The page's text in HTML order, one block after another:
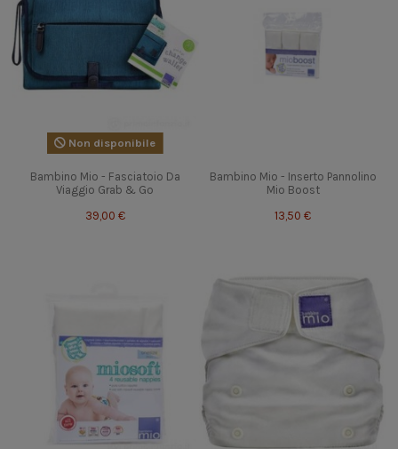
Non disponibile
Bambino Mio - Fasciatoio Da
Viaggio Grab & Go
39,00 €
Bambino Mio - Inserto Pannolino
Mio Boost
13,50 €